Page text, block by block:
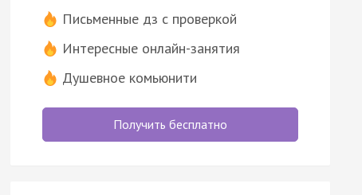
Письменные дз с проверкой
Интересные онлайн-занятия
Душевное комьюнити
Получить бесплатно